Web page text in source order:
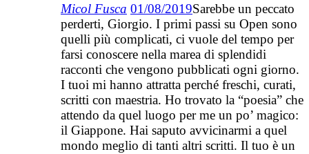
Micol Fusca 01/08/2019Sarebbe un peccato
perderti, Giorgio. I primi passi su Open sono
quelli più complicati, ci vuole del tempo per
farsi conoscere nella marea di splendidi
racconti che vengono pubblicati ogni giorno.
I tuoi mi hanno attratta perché freschi, curati,
scritti con maestria. Ho trovato la “poesia” che
attendo da quel luogo per me un po’ magico:
il Giappone. Hai saputo avvicinarmi a quel
mondo meglio di tanti altri scritti. Il tuo è un